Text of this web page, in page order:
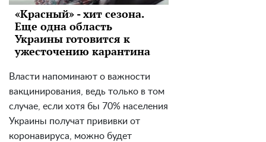
«Красный» - хит сезона.
Еще одна область
Украины готовится к
ужесточению карантина
Власти напоминают о важности
вакцинирования, ведь только в том
случае, если хотя бы 70% населения
Украины получат прививки от
коронавируса, можно будет